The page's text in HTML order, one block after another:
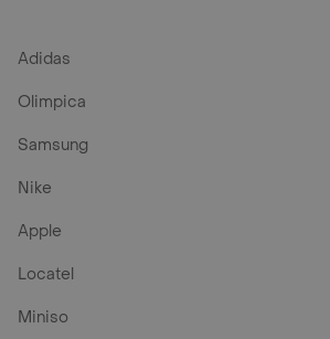
Adidas
Olimpica
Samsung
Nike
Apple
Locatel
Miniso